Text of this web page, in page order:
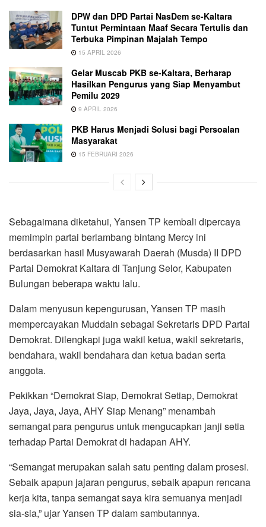
DPW dan DPD Partai NasDem se-Kaltara
Tuntut Permintaan Maaf Secara Tertulis dan
Terbuka Pimpinan Majalah Tempo
15 APRIL 2026
Gelar Muscab PKB se-Kaltara, Berharap
Hasilkan Pengurus yang Siap Menyambut
Pemilu 2029
9 APRIL 2026
PKB Harus Menjadi Solusi bagi Persoalan
Masyarakat
15 FEBRUARI 2026
Sebagaimana diketahui, Yansen TP kembali dipercaya
memimpin partai berlambang bintang Mercy ini
berdasarkan hasil Musyawarah Daerah (Musda) II DPD
Partai Demokrat Kaltara di Tanjung Selor, Kabupaten
Bulungan beberapa waktu lalu.
Dalam menyusun kepengurusan, Yansen TP masih
mempercayakan Muddain sebagai Sekretaris DPD Partai
Demokrat. Dilengkapi juga wakil ketua, wakil sekretaris,
bendahara, wakil bendahara dan ketua badan serta
anggota.
Pekikkan “Demokrat Siap, Demokrat Setiap, Demokrat
Jaya, Jaya, Jaya, AHY Siap Menang” menambah
semangat para pengurus untuk mengucapkan janji setia
terhadap Partai Demokrat di hadapan AHY.
“Semangat merupakan salah satu penting dalam prosesi.
Sebaik apapun jajaran pengurus, sebaik apapun rencana
kerja kita, tanpa semangat saya kira semuanya menjadi
sia-sia,” ujar Yansen TP dalam sambutannya.